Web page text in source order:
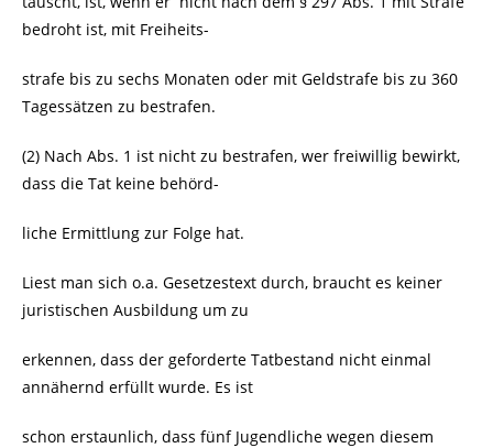
bedroht ist, mit Freiheits-
strafe bis zu sechs Monaten oder mit Geldstrafe bis zu 360
Tagessätzen zu bestrafen.
(2) Nach Abs. 1 ist nicht zu bestrafen, wer freiwillig bewirkt,
dass die Tat keine behörd-
liche Ermittlung zur Folge hat.
Liest man sich o.a. Gesetzestext durch, braucht es keiner
juristischen Ausbildung um zu
erkennen, dass der geforderte Tatbestand nicht einmal
annähernd erfüllt wurde. Es ist
schon erstaunlich, dass fünf Jugendliche wegen diesem